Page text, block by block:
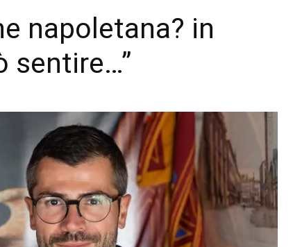
napoletana? in
sentire…”